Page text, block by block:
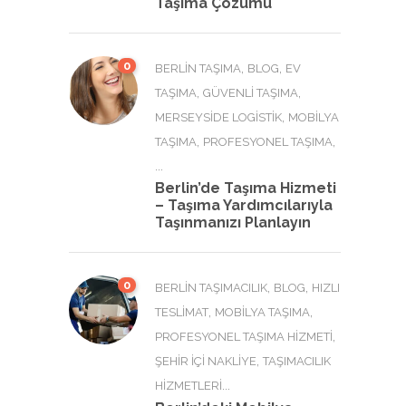
0 BERLIN TAŞIMA BLOG EV
TAŞIMA GÜVENLI TAŞIMA
MERSEYSIDE LOGISTIK MOBILYA
TAŞIMA PROFESYONEL TAŞIMA
Berlin’de Taşıma Hizmeti
– Taşıma Yardımcılarıyla
Taşınmanızı Planlayın
0 BERLIN TAŞIMACILIK BLOG HIZLI
TESLIMAT MOBILYA TAŞIMA
PROFESYONEL TAŞIMA HIZMETI
ŞEHIR İÇI NAKLIYE TAŞIMACILIK
HIZMETLERI